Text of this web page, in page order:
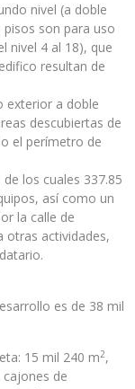
nivel (a doble
pisos son para uso
nivel 4 al 18), que
resultan de
exterior a doble
descubiertas de
el perímetro de
de los cuales 337.85
así como un
la calle de
otras actividades,
es de 38 mil
15 mil 240 m2,
de